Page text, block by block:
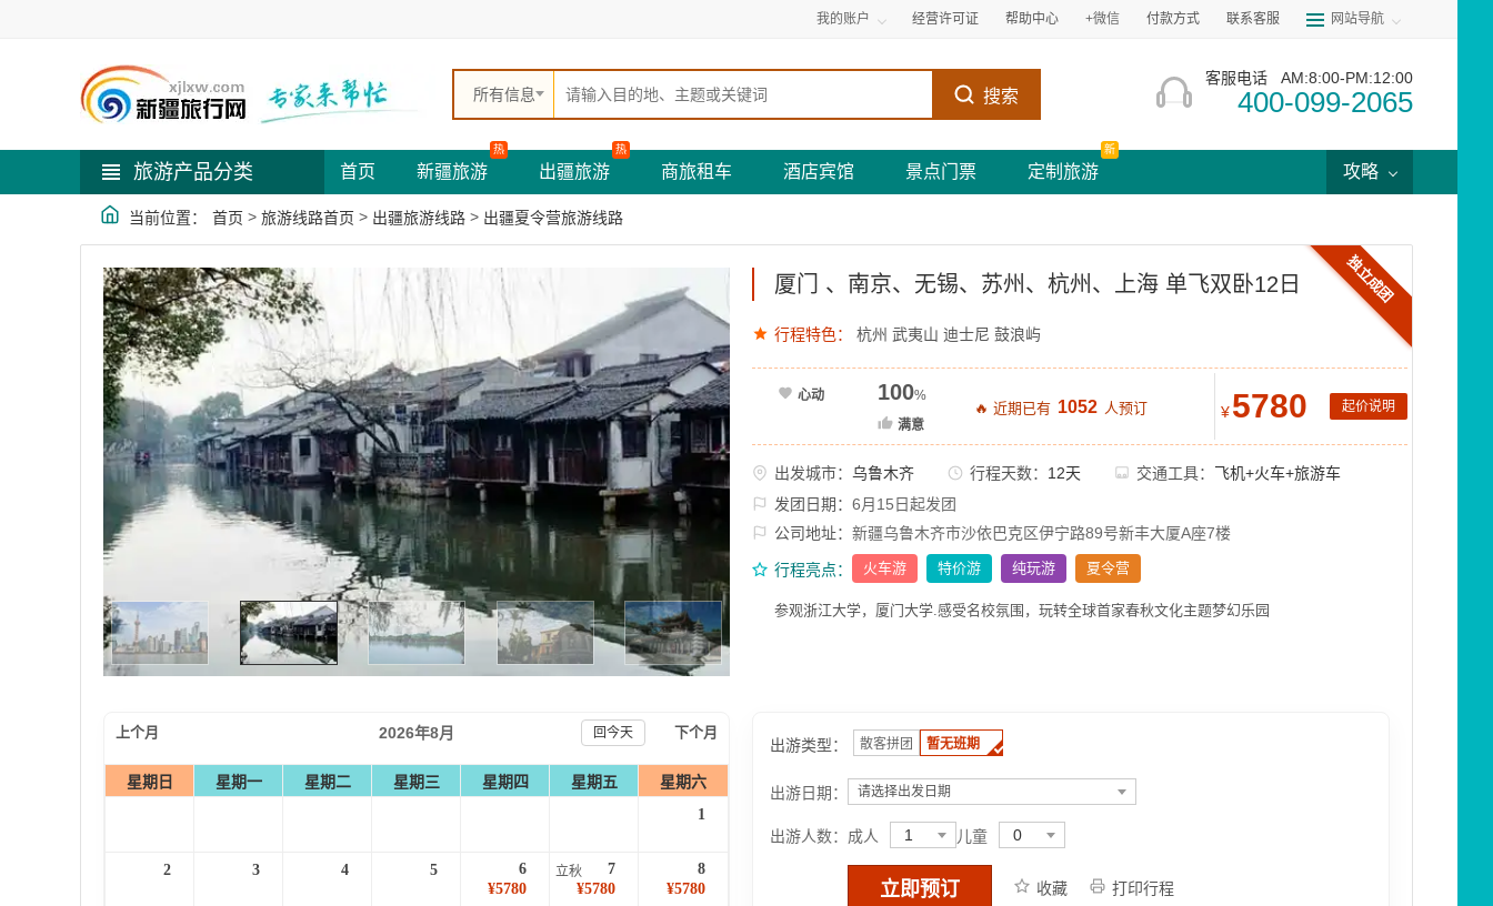
我的账户 经营许可证 帮助中心 +微信 付款方式 联系客服 网站导航
所有信息 搜索
客服电话 AM:8:00-PM:12:00
400-099-2065
旅游产品分类 首页 新疆旅游
热
出疆旅游
热
商旅租车 酒店宾馆 景点门票 定制旅游
新
攻略
当前位置： 首页 > 旅游线路首页 > 出疆旅游线路 > 出疆夏令营旅游线路
独立成团
厦门 、南京、无锡、苏州、杭州、上海 单飞双卧12日
行程特色： 杭州 武夷山 迪士尼 鼓浪屿
心动 100%
满意
🔥 近期已有 1052 人预订 ¥5780 起价说明
出发城市： 乌鲁木齐 行程天数： 12天 交通工具： 飞机+火车+旅游车
发团日期： 6月15日起发团
公司地址： 新疆乌鲁木齐市沙依巴克区伊宁路89号新丰大厦A座7楼
行程亮点： 火车游 特价游 纯玩游 夏令营
参观浙江大学，厦门大学.感受名校氛围，玩转全球首家春秋文化主题梦幻乐园
2026年8月 回今天
上个月 下个月
星期日 星期一 星期二 星期三 星期四 星期五 星期六
1
2 3 4 5
6
¥5780
立秋
7
¥5780
8
¥5780
出游类型： 散客拼团 暂无班期
出游日期： 请选择出发日期
出游人数： 成人 1 儿童 0
立即预订 收藏 打印行程